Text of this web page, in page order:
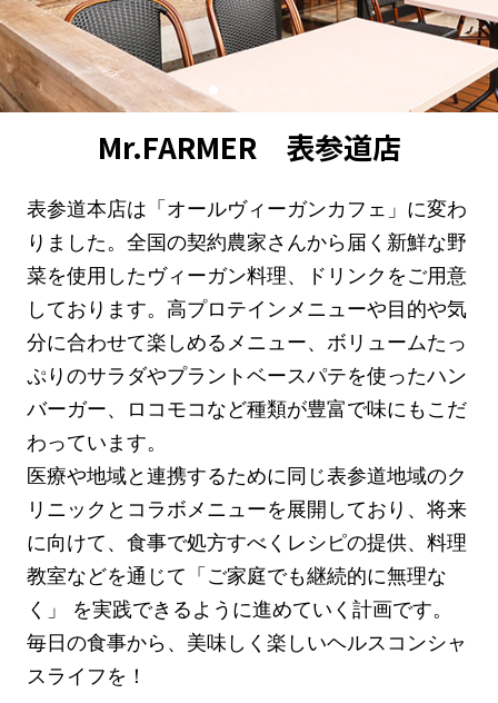
Mr.FARMER 表参道店
表参道本店は「オールヴィーガンカフェ」に変わ
りました。全国の契約農家さんから届く新鮮な野
菜を使用したヴィーガン料理、ドリンクをご用意
しております。高プロテインメニューや目的や気
分に合わせて楽しめるメニュー、ボリュームたっ
ぷりのサラダやプラントベースパテを使ったハン
バーガー、ロコモコなど種類が豊富で味にもこだ
わっています。
医療や地域と連携するために同じ表参道地域のク
リニックとコラボメニューを展開しており、将来
に向けて、食事で処方すべくレシピの提供、料理
教室などを通じて「ご家庭でも継続的に無理な
く」 を実践できるように進めていく計画です。
毎日の食事から、美味しく楽しいヘルスコンシャ
スライフを！